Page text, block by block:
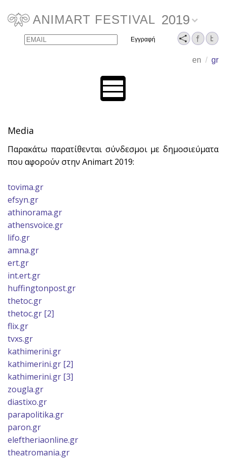
ANIMART FESTIVAL 2019
en / gr
Email Name
Media
Παρακάτω παρατίθενται σύνδεσμοι με δημοσιεύματα
που αφορούν στην Animart 2019:
tovima.gr
efsyn.gr
athinorama.gr
athensvoice.gr
lifo.gr
amna.gr
ert.gr
int.ert.gr
huffingtonpost.gr
thetoc.gr
thetoc.gr [2]
flix.gr
tvxs.gr
kathimerini.gr
kathimerini.gr [2]
kathimerini.gr [3]
zougla.gr
diastixo.gr
parapolitika.gr
paron.gr
eleftheriaonline.gr
theatromania.gr